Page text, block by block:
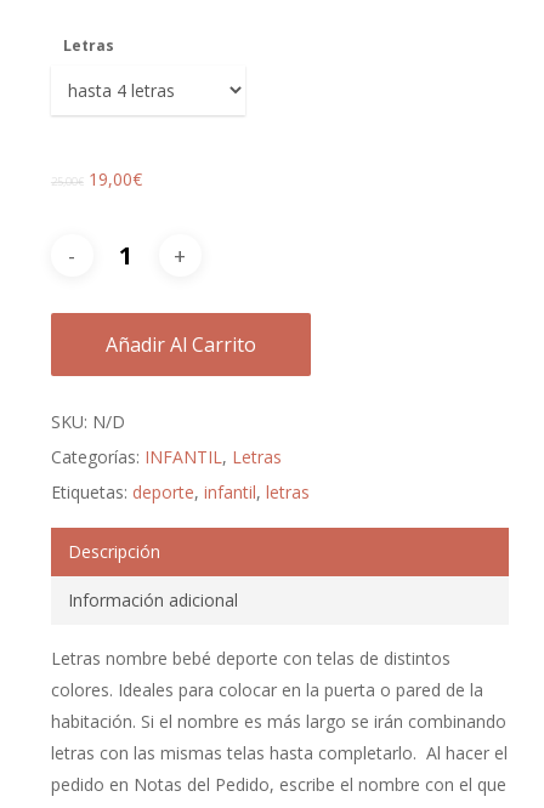
Letras
25,00€ 19,00€
Añadir Al Carrito
SKU: N/D
Categorías: INFANTIL, Letras
Etiquetas: deporte, infantil, letras
Descripción
Información adicional
Letras nombre bebé deporte con telas de distintos
colores. Ideales para colocar en la puerta o pared de la
habitación. Si el nombre es más largo se irán combinando
letras con las mismas telas hasta completarlo. Al hacer el
pedido en Notas del Pedido, escribe el nombre con el que